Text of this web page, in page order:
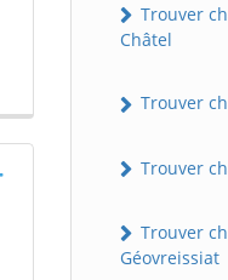
Trouver
Châtel
Trouver
Trouver
Trouver
Géovreissiat